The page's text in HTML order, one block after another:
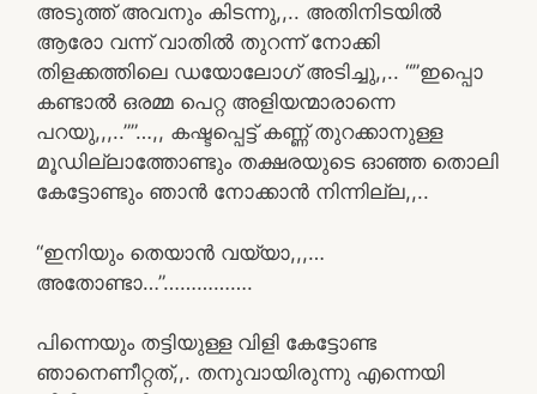
അടുത്ത് അവനും കിടന്നു,,.. അതിനിടയിൽ
ആരോ വന്ന് വാതിൽ തുറന്ന് നോക്കി
തിളക്കത്തിലെ ഡയോലോഗ് അടിച്ചു,,.. “”ഇപ്പൊ
കണ്ടാൽ ഒരമ്മ പെറ്റ അളിയന്മാരാന്നെ
പറയു,,,..””…,, കഷ്ടപ്പെട്ട് കണ്ണ് തുറക്കാനുള്ള
മൂഡില്ലാത്തോണ്ടും തക്ഷരയുടെ ഓഞ്ഞ തൊലി
കേട്ടോണ്ടും ഞാൻ നോക്കാൻ നിന്നില്ല,,..
“ഇനിയും തെയാൻ വയ്യാ,,,…
അതോണ്ടാ…”…………….
പിന്നെയും തട്ടിയുള്ള വിളി കേട്ടോണ്ട
ഞാനെണീറ്റത്,,. തനുവായിരുന്നു എന്നെയി